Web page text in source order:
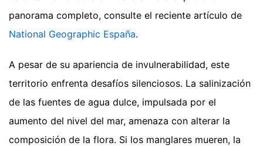
panorama completo, consulte el reciente artículo de
National Geographic España.
A pesar de su apariencia de invulnerabilidad, este
territorio enfrenta desafíos silenciosos. La salinización
de las fuentes de agua dulce, impulsada por el
aumento del nivel del mar, amenaza con alterar la
composición de la flora. Si los manglares mueren, la